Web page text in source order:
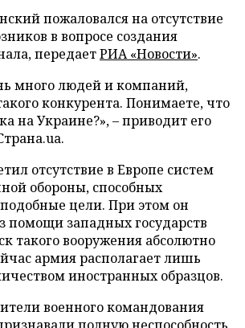
пожаловался на отсутствие
в вопросе создания
передаетРИА «Новости».
много людей и компаний,
конкурента. Понимаете, что
на Украине?», – приводит его
отсутствие в Европе систем
обороны, способных
цели. При этом он
помощи западных государств
такого вооружения абсолютно
армия располагает лишь
иностранных образцов.
военного командования